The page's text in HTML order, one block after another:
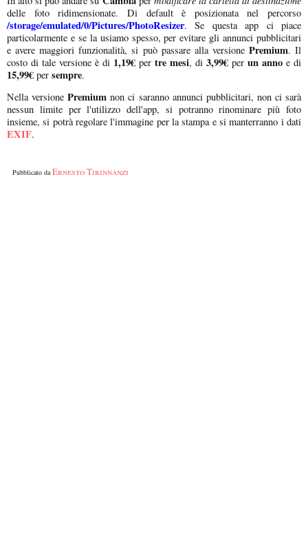
delle foto ridimensionate. Di default è posizionata nel percorso
/storage/emulated/0/Pictures/PhotoResizer. Se questa app ci piace
particolarmente e se la usiamo spesso, per evitare gli annunci pubblicitari
e avere maggiori funzionalità, si può passare alla versione Premium. Il
costo di tale versione è di 1,19€ per tre mesi, di 3,99€ per un anno e di
15,99€ per sempre.
Nella versionePremium non ci saranno annunci pubblicitari, non ci sarà
nessun limite per l'utilizzo dell'app, si potranno rinominare più foto
insieme, si potrà regolare l'immagine per la stampa e si manterranno i dati
EXIF.
Pubblicato daErnesto Tirinnanzi